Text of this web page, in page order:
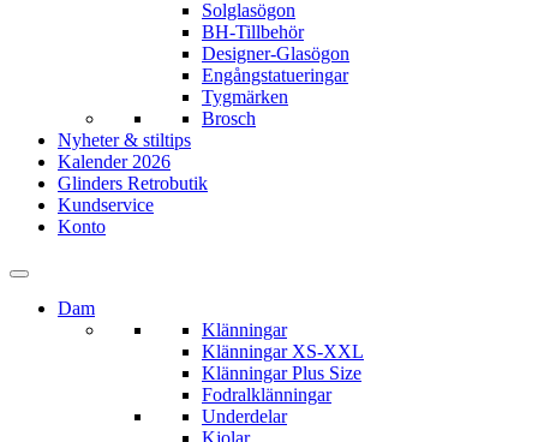
Solglasögon
BH-Tillbehör
Designer-Glasögon
Engångstatueringar
Tygmärken
Brosch
Nyheter & stiltips
Kalender 2026
Glinders Retrobutik
Kundservice
Konto
Dam
Klänningar
Klänningar XS-XXL
Klänningar Plus Size
Fodralklänningar
Underdelar
Kjolar